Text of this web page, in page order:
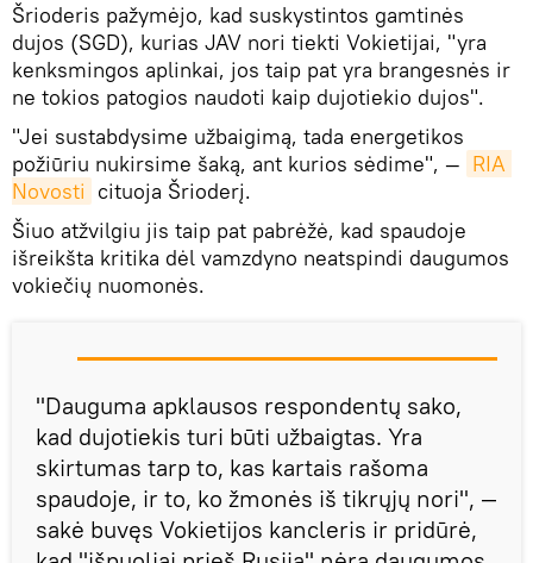
Šrioderis pažymėjo, kad suskystintos gamtinės
dujos (SGD), kurias JAV nori tiekti Vokietijai, "yra
kenksmingos aplinkai, jos taip pat yra brangesnės ir
ne tokios patogios naudoti kaip dujotiekio dujos".
"Jei sustabdysime užbaigimą, tada energetikos
požiūriu nukirsime šaką, ant kurios sėdime", — RIA
Novosti cituoja Šrioderį.
Šiuo atžvilgiu jis taip pat pabrėžė, kad spaudoje
išreikšta kritika dėl vamzdyno neatspindi daugumos
vokiečių nuomonės.
"Dauguma apklausos respondentų sako,
kad dujotiekis turi būti užbaigtas. Yra
skirtumas tarp to, kas kartais rašoma
spaudoje, ir to, ko žmonės iš tikrųjų nori", —
sakė buvęs Vokietijos kancleris ir pridūrė,